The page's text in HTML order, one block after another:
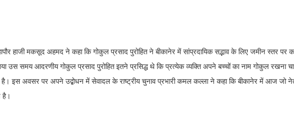
हाजी मकसूद अहमद ने कहा कि गोकुल प्रसाद पुरोहित ने बीकानेर में सांप्रदायिक सद्भाव के लिए जमीन स्तर पर
उस समय आदरणीय गोकुल प्रसाद पुरोहित इतने प्रसिद्ध थे कि प्रत्येक व्यक्ति अपने बच्चों का नाम गोकुल रखना
है। इस अवसर पर अपने उद्बोधन में सेवादल के राष्ट्रीय चुनाव प्रभारी कमल कल्ला ने कहा कि बीकानेर में आज जो
है।